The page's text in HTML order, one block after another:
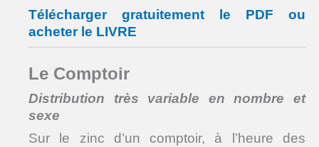
Télécharger gratuitement le PDF ou
acheter le LIVRE
Le Comptoir
Distribution très variable en nombre et
sexe
Sur le zinc d’un comptoir, à l’heure des